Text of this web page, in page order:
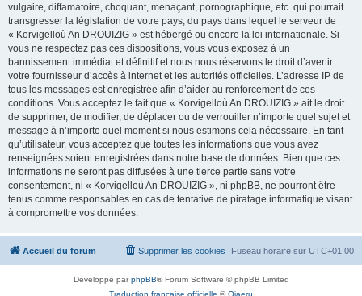
vulgaire, diffamatoire, choquant, menaçant, pornographique, etc. qui pourrait
transgresser la législation de votre pays, du pays dans lequel le serveur de
« Korvigelloù An DROUIZIG » est hébergé ou encore la loi internationale. Si
vous ne respectez pas ces dispositions, vous vous exposez à un
bannissement immédiat et définitif et nous nous réservons le droit d’avertir
votre fournisseur d’accès à internet et les autorités officielles. L’adresse IP de
tous les messages est enregistrée afin d’aider au renforcement de ces
conditions. Vous acceptez le fait que « Korvigelloù An DROUIZIG » ait le droit
de supprimer, de modifier, de déplacer ou de verrouiller n’importe quel sujet et
message à n’importe quel moment si nous estimons cela nécessaire. En tant
qu’utilisateur, vous acceptez que toutes les informations que vous avez
renseignées soient enregistrées dans notre base de données. Bien que ces
informations ne seront pas diffusées à une tierce partie sans votre
consentement, ni « Korvigelloù An DROUIZIG », ni phpBB, ne pourront être
tenus comme responsables en cas de tentative de piratage informatique visant
à compromettre vos données.
Accueil du forum Fuseau horaire sur UTC+01:00
Supprimer les cookies
Développé parphpBB® Forum Software © phpBB Limited
Traduction française officielle ©Qiaeru